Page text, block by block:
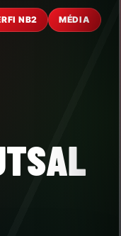
NB2 MÉDIA